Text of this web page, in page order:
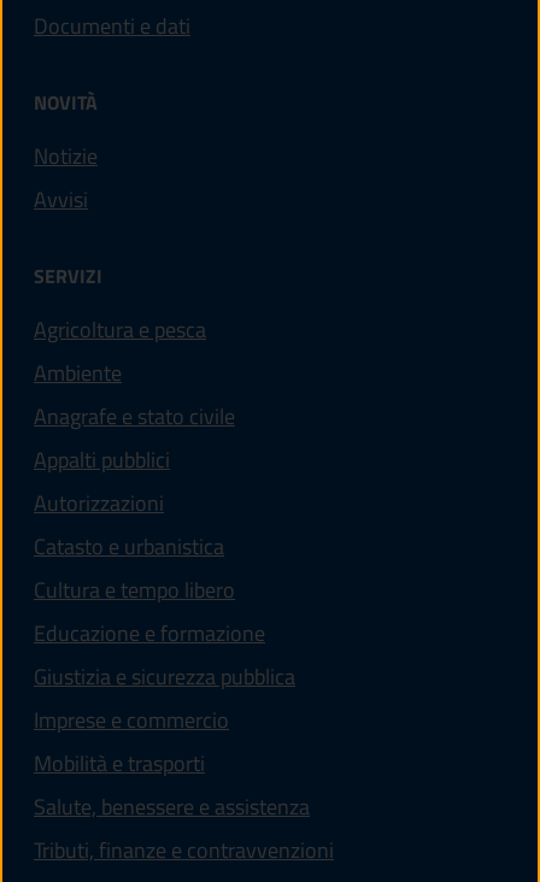
Documenti e dati
NOVITÀ
Notizie
Avvisi
SERVIZI
Agricoltura e pesca
Ambiente
Anagrafe e stato civile
Appalti pubblici
Autorizzazioni
Catasto e urbanistica
Cultura e tempo libero
Educazione e formazione
Giustizia e sicurezza pubblica
Imprese e commercio
Mobilità e trasporti
Salute, benessere e assistenza
Tributi, finanze e contravvenzioni